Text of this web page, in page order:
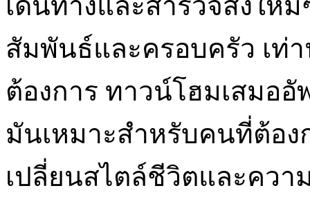
สัมพันธ์และครอบครัว เ
ต้องการ ทาวน์โฮมเสมอ
มันเหมาะสำหรับคนที่ต้อง
เปลี่ยนสไตล์ชีวิตและควา